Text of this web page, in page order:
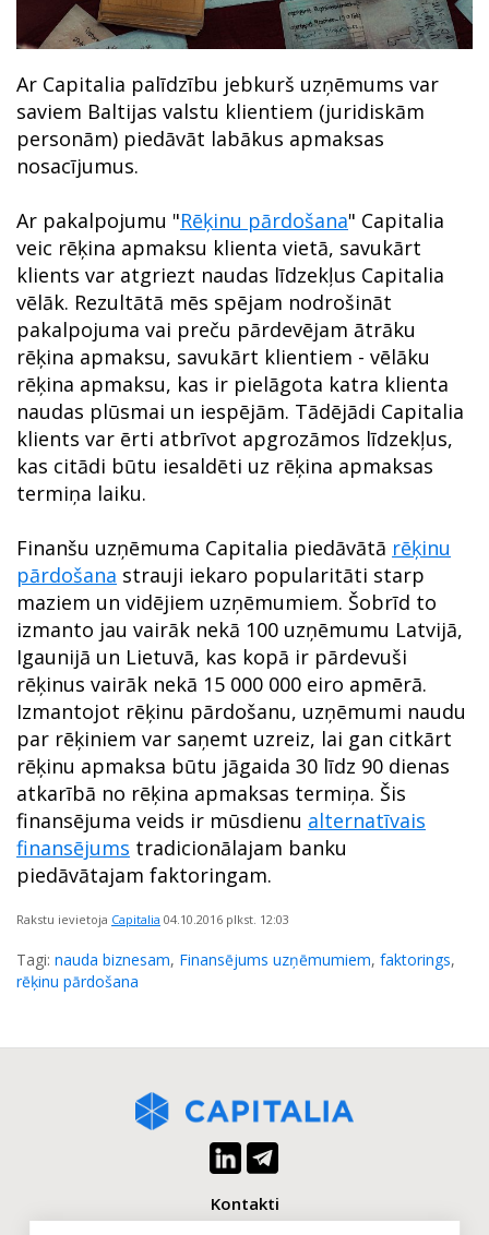
Ar Capitalia palīdzību jebkurš uzņēmums var
saviem Baltijas valstu klientiem (juridiskām
personām) piedāvāt labākus apmaksas
nosacījumus.
Ar pakalpojumu "Rēķinu pārdošana" Capitalia
veic rēķina apmaksu klienta vietā, savukārt
klients var atgriezt naudas līdzekļus Capitalia
vēlāk. Rezultātā mēs spējam nodrošināt
pakalpojuma vai preču pārdevējam ātrāku
rēķina apmaksu, savukārt klientiem - vēlāku
rēķina apmaksu, kas ir pielāgota katra klienta
naudas plūsmai un iespējām. Tādējādi Capitalia
klients var ērti atbrīvot apgrozāmos līdzekļus,
kas citādi būtu iesaldēti uz rēķina apmaksas
termiņa laiku.
Finanšu uzņēmuma Capitalia piedāvātā rēķinu
pārdošana strauji iekaro popularitāti starp
maziem un vidējiem uzņēmumiem. Šobrīd to
izmanto jau vairāk nekā 100 uzņēmumu Latvijā,
Igaunijā un Lietuvā, kas kopā ir pārdevuši
rēķinus vairāk nekā 15 000 000 eiro apmērā.
Izmantojot rēķinu pārdošanu, uzņēmumi naudu
par rēķiniem var saņemt uzreiz, lai gan citkārt
rēķinu apmaksa būtu jāgaida 30 līdz 90 dienas
atkarībā no rēķina apmaksas termiņa. Šis
finansējuma veids ir mūsdienu alternatīvais
finansējums tradicionālajam banku
piedāvātajam faktoringam.
Rakstu ievietoja Capitalia 04.10.2016 plkst. 12:03
Tagi: nauda biznesam, Finansējums uzņēmumiem, faktorings,
rēķinu pārdošana
Kontakti
+371 2880 0880